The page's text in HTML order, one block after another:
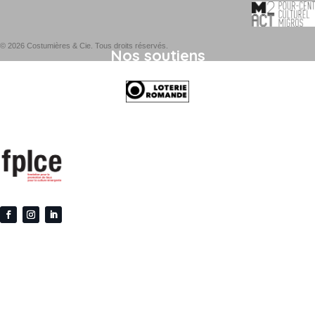
Nos soutiens
© 2026 Costumières & Cie. Tous droits réservés.